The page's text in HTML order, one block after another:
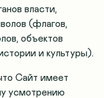
власти,
(флагов,
объектов
и культуры).
Сайт имеет
усмотрению